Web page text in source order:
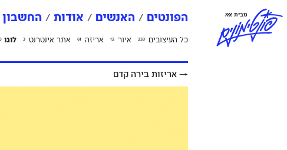
פונטימוניםמבית אאא הפונטים האנשים אודות החשבון
כל העיצובים 233 איור 12 אריזה 61 אתר אינטרנט 3 לוגו
→ אריזות בירה קדם